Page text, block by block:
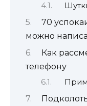
70
можно
Как
телефону